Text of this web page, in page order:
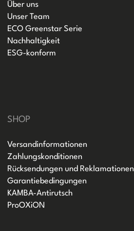
Über uns
Unser Team
ECO Greenstar Serie
Nachhaltigkeit
ESG-konform
SHOP
Versandinformationen
Zahlungskonditionen
Rücksendungen und Reklamationen
Garantiebedingungen
KAMBA-Antirutsch
ProOXiON